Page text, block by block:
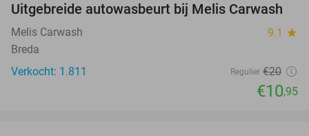
45%
Uitgebreide autowasbeurt bij Melis Carwash
Melis Carwash 9.1 star
Breda
Verkocht: 1.811
Regulier €20
€10,95